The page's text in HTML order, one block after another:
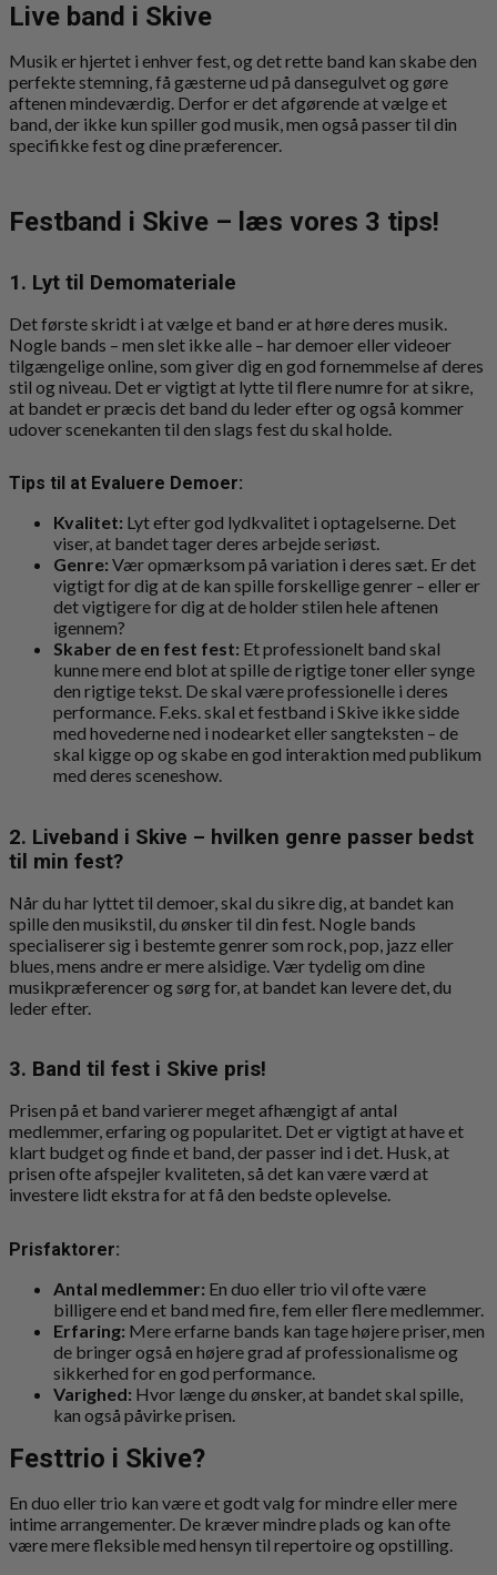
Live band i Skive
Musik er hjertet i enhver fest, og det rette band kan skabe den
perfekte stemning, få gæsterne ud på dansegulvet og gøre
aftenen mindeværdig. Derfor er det afgørende at vælge et
band, der ikke kun spiller god musik, men også passer til din
specifikke fest og dine præferencer.
Festband i Skive – læs vores 3 tips!
1. Lyt til Demomateriale
Det første skridt i at vælge et band er at høre deres musik.
Nogle bands – men slet ikke alle – har demoer eller videoer
tilgængelige online, som giver dig en god fornemmelse af deres
stil og niveau. Det er vigtigt at lytte til flere numre for at sikre,
at bandet er præcis det band du leder efter og også kommer
udover scenekanten til den slags fest du skal holde.
Tips til at Evaluere Demoer:
Kvalitet: Lyt efter god lydkvalitet i optagelserne. Det
viser, at bandet tager deres arbejde seriøst.
Genre: Vær opmærksom på variation i deres sæt. Er det
vigtigt for dig at de kan spille forskellige genrer – eller er
det vigtigere for dig at de holder stilen hele aftenen
igennem?
Skaber de en fest fest: Et professionelt band skal
kunne mere end blot at spille de rigtige toner eller synge
den rigtige tekst. De skal være professionelle i deres
performance. F.eks. skal et festband i Skive ikke sidde
med hovederne ned i nodearket eller sangteksten – de
skal kigge op og skabe en god interaktion med publikum
med deres sceneshow.
2. Liveband i Skive – hvilken genre passer bedst
til min fest?
Når du har lyttet til demoer, skal du sikre dig, at bandet kan
spille den musikstil, du ønsker til din fest. Nogle bands
specialiserer sig i bestemte genrer som rock, pop, jazz eller
blues, mens andre er mere alsidige. Vær tydelig om dine
musikpræferencer og sørg for, at bandet kan levere det, du
leder efter.
3. Band til fest i Skive pris!
Prisen på et band varierer meget afhængigt af antal
medlemmer, erfaring og popularitet. Det er vigtigt at have et
klart budget og finde et band, der passer ind i det. Husk, at
prisen ofte afspejler kvaliteten, så det kan være værd at
investere lidt ekstra for at få den bedste oplevelse.
Prisfaktorer:
Antal medlemmer: En duo eller trio vil ofte være
billigere end et band med fire, fem eller flere medlemmer.
Erfaring: Mere erfarne bands kan tage højere priser, men
de bringer også en højere grad af professionalisme og
sikkerhed for en god performance.
Varighed: Hvor længe du ønsker, at bandet skal spille,
kan også påvirke prisen.
Festtrio i Skive?
En duo eller trio kan være et godt valg for mindre eller mere
intime arrangementer. De kræver mindre plads og kan ofte
være mere fleksible med hensyn til repertoire og opstilling.